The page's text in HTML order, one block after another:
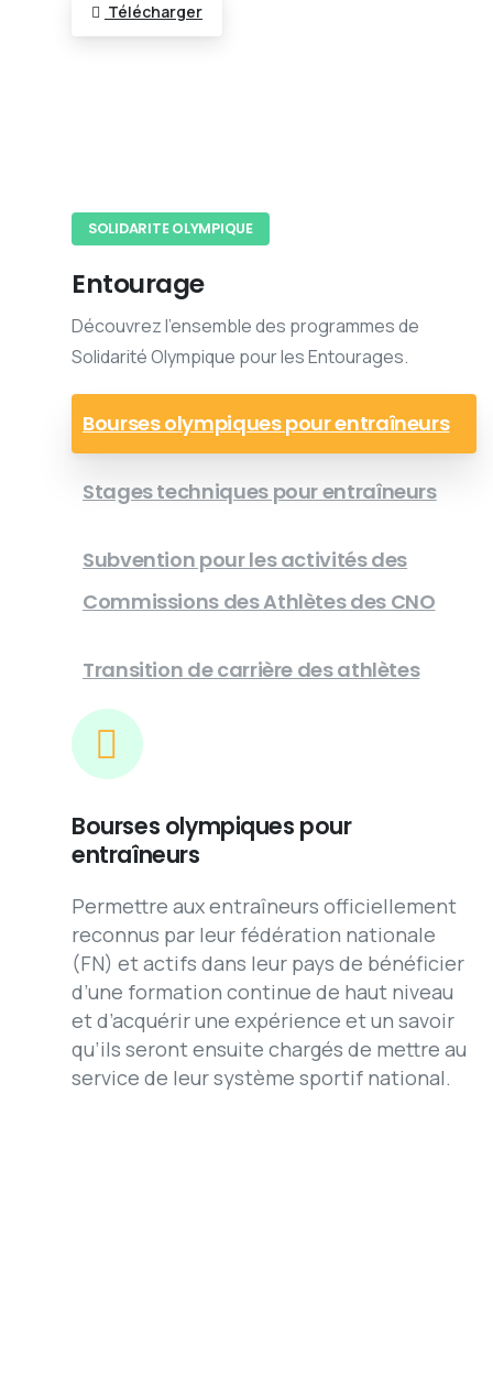
Télécharger
SOLIDARITE OLYMPIQUE
Entourage
Découvrez l'ensemble des programmes de
Solidarité Olympique pour les Entourages.
Bourses olympiques pour entraîneurs
Stages techniques pour entraîneurs
Subvention pour les activités des
Commissions des Athlètes des CNO
Transition de carrière des athlètes
Bourses olympiques pour
entraîneurs
Permettre aux entraîneurs officiellement
reconnus par leur fédération nationale
(FN) et actifs dans leur pays de bénéficier
d’une formation continue de haut niveau
et d’acquérir une expérience et un savoir
qu’ils seront ensuite chargés de mettre au
service de leur système sportif national.